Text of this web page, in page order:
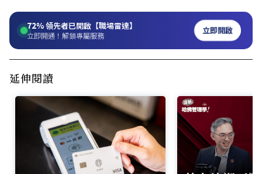
72%領先者已開啟【職場雷達】
立即開通！解鎖專屬服務 立即開啟
延伸閱讀